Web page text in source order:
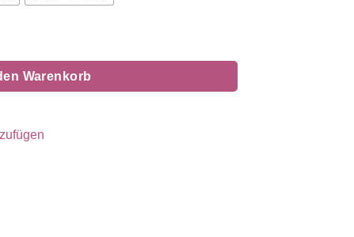
Menge
Warenkorb